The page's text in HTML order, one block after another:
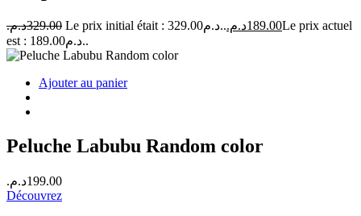
329.00د.م. Le prix initial était : 329.00د.م.. 189.00د.م.
Le prix actuel
est : 189.00د.م..
Ajouter au panier
Peluche Labubu Random color
199.00د.م.
Découvrez